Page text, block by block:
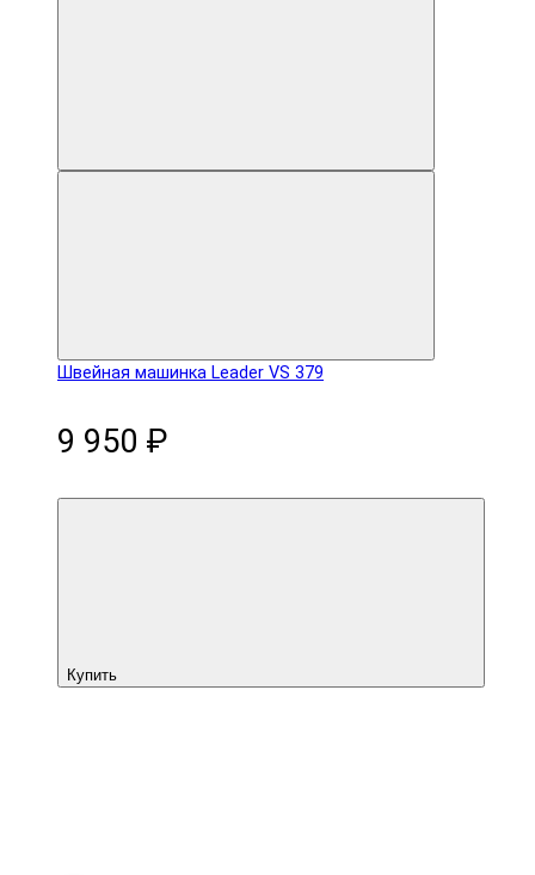
Швейная машинка Leader VS 379
9 950 ₽
Купить